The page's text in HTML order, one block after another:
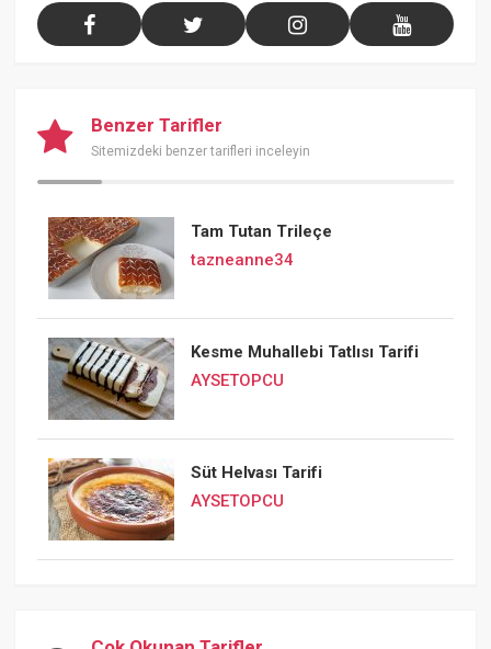
Benzer Tarifler
Sitemizdeki benzer tarifleri inceleyin
Tam Tutan Trileçe
tazneanne34
Kesme Muhallebi Tatlısı Tarifi
AYSETOPCU
Süt Helvası Tarifi
AYSETOPCU